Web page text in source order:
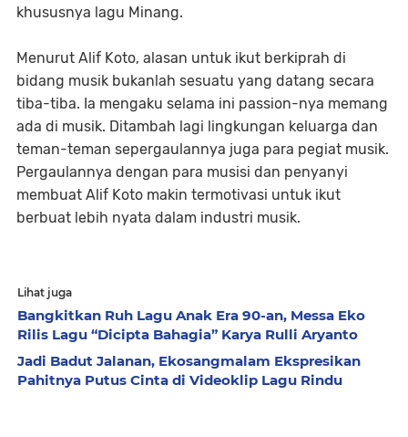
khususnya lagu Minang.
Menurut Alif Koto, alasan untuk ikut berkiprah di
bidang musik bukanlah sesuatu yang datang secara
tiba-tiba. Ia mengaku selama ini passion-nya memang
ada di musik. Ditambah lagi lingkungan keluarga dan
teman-teman sepergaulannya juga para pegiat musik.
Pergaulannya dengan para musisi dan penyanyi
membuat Alif Koto makin termotivasi untuk ikut
berbuat lebih nyata dalam industri musik.
Lihat juga
Bangkitkan Ruh Lagu Anak Era 90-an, Messa Eko
Rilis Lagu “Dicipta Bahagia” Karya Rulli Aryanto
Jadi Badut Jalanan, Ekosangmalam Ekspresikan
Pahitnya Putus Cinta di Videoklip Lagu Rindu